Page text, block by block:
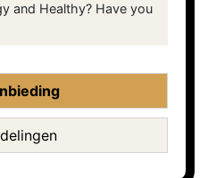
and Healthy? Have you